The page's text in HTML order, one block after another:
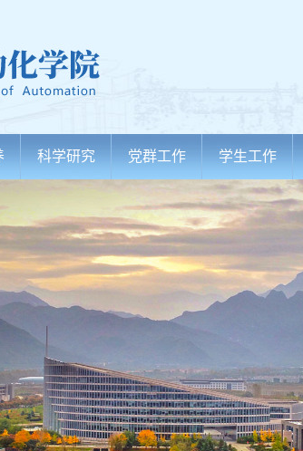
科学研究 党群工作 学生工作